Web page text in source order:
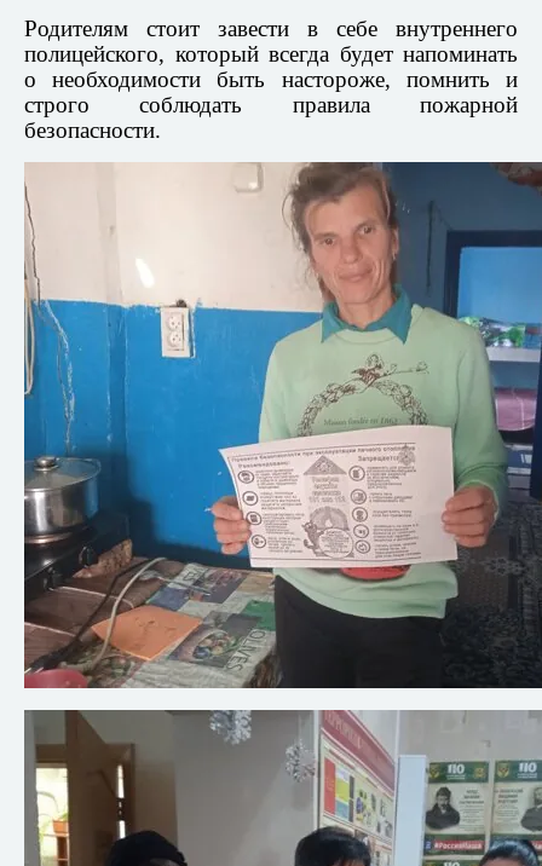
Родителям стоит завести в себе внутреннего
полицейского, который всегда будет напоминать
о необходимости быть настороже, помнить и
строго соблюдать правила пожарной
безопасности.